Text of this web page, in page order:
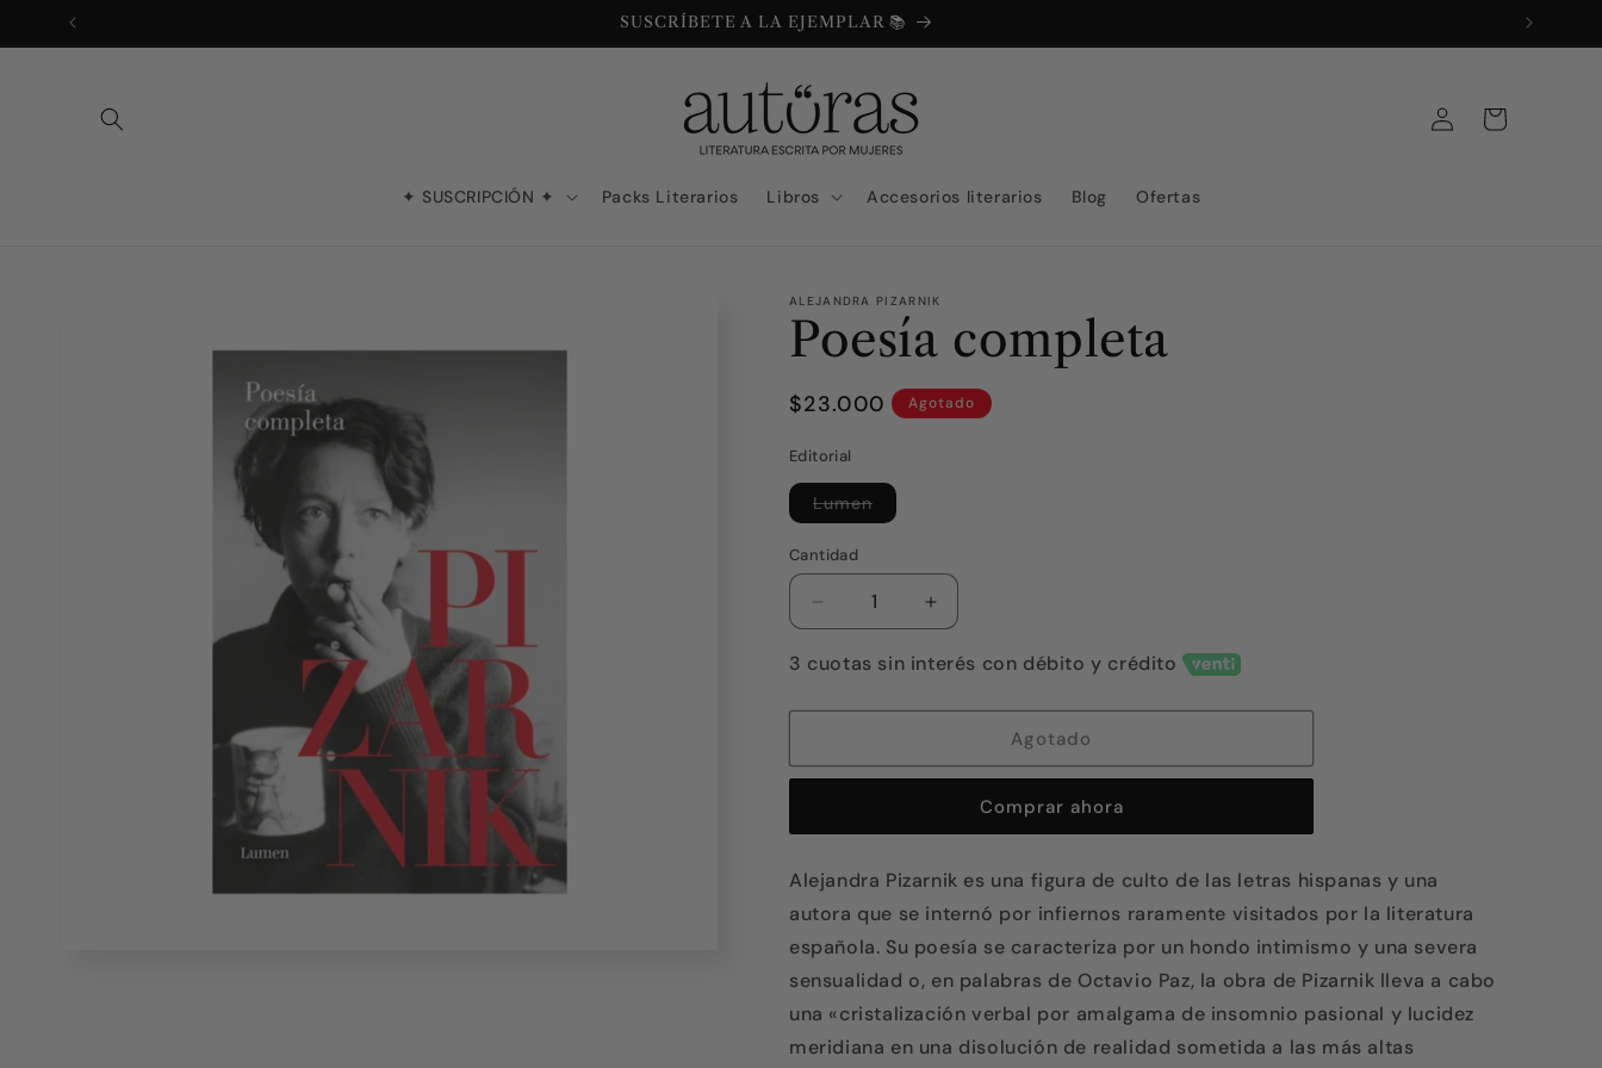
directamente
al contenido
SUSCRÍBETE A LA EJEMPLAR 📚
✦ SUSCRIPCIÓN ✦ Packs Literarios Libros Accesorios literarios Blog Ofertas
Iniciar
sesión
Carrito
ALEJANDRA PIZARNIK
Poesía completa
Precio
$23.000 Agotado
Editorial
LumenVariante
agotada
disponible
Cantidad
Reducir
cantidad
para
completa
Aumentar
cantidad
para
completa
3 cuotas sin interés con débito y crédito
Agotado
Comprar ahora
Alejandra Pizarnik es una figura de culto de las letras hispanas y una
autora que se internó por infiernos raramente visitados por la literatura
española. Su poesía se caracteriza por un hondo intimismo y una severa
sensualidad o, en palabras de Octavio Paz, la obra de Pizarnik lleva a cabo
una «cristalización verbal por amalgama de insomnio pasional y lucidez
meridiana en una disolución de realidad sometida a las más altas